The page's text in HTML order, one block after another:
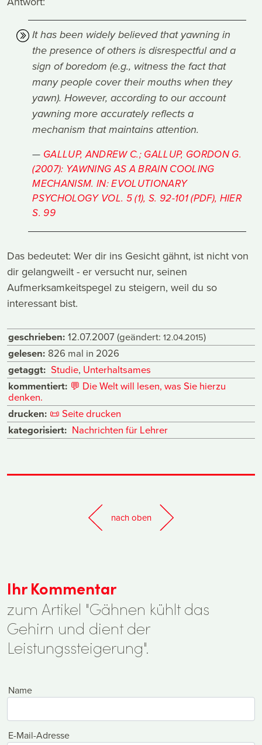
It has been widely believed that yawning in
the presence of others is disrespectful and a
sign of boredom (e.g., witness the fact that
many people cover their mouths when they
yawn). However, according to our account
yawning more accurately reflects a
mechanism that maintains attention.
GALLUP, ANDREW C.; GALLUP, GORDON G.
(2007): YAWNING AS A BRAIN COOLING
MECHANISM. IN: EVOLUTIONARY
PSYCHOLOGY VOL. 5 (1), S. 92-101 (PDF), HIER
S. 99
Das bedeutet: Wer dir ins Gesicht gähnt, ist nicht von
dir gelangweilt - er versucht nur, seinen
Aufmerksamkeitspegel zu steigern, weil du so
interessant bist.
geschrieben: 12.07.2007(geändert: 12.04.2015)
gelesen: 826 mal in 2026
getaggt: Studie, Unterhaltsames
kommentiert: 💬 Die Welt will lesen, was Sie hierzu
denken.
drucken: 📜 Seite drucken
kategorisiert: Nachrichten für Lehrer
nach oben
Ihr Kommentar
zum Artikel "Gähnen kühlt das
Gehirn und dient der
Leistungssteigerung".
Name
E-Mail-Adresse